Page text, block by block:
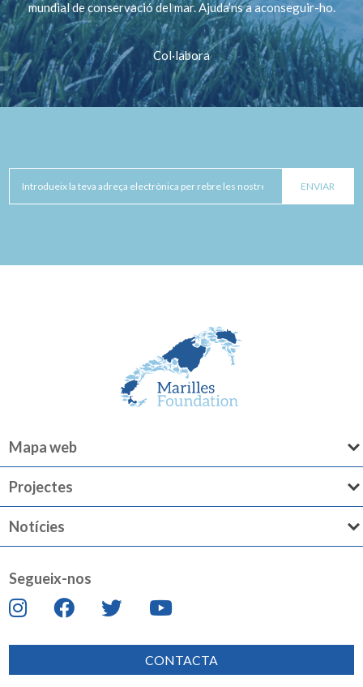
mundial de conservació del mar. Ajuda’ns a aconseguir-ho.
Col·labora
Mapa web
Projectes
Notícies
Segueix-nos
CONTACTA